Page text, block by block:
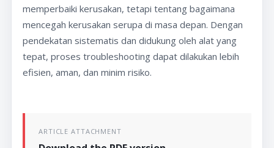
memperbaiki kerusakan, tetapi tentang bagaimana
mencegah kerusakan serupa di masa depan. Dengan
pendekatan sistematis dan didukung oleh alat yang
tepat, proses troubleshooting dapat dilakukan lebih
efisien, aman, dan minim risiko.
ARTICLE ATTACHMENT